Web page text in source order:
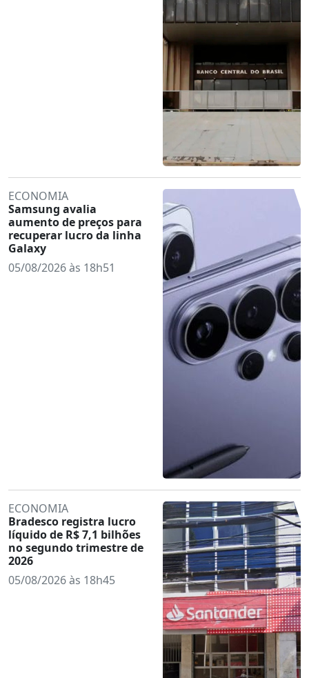
ECONOMIA
Samsung avalia
aumento de preços para
recuperar lucro da linha
Galaxy
05/08/2026 às 18h51
ECONOMIA
Bradesco registra lucro
líquido de R$ 7,1 bilhões
no segundo trimestre de
2026
05/08/2026 às 18h45